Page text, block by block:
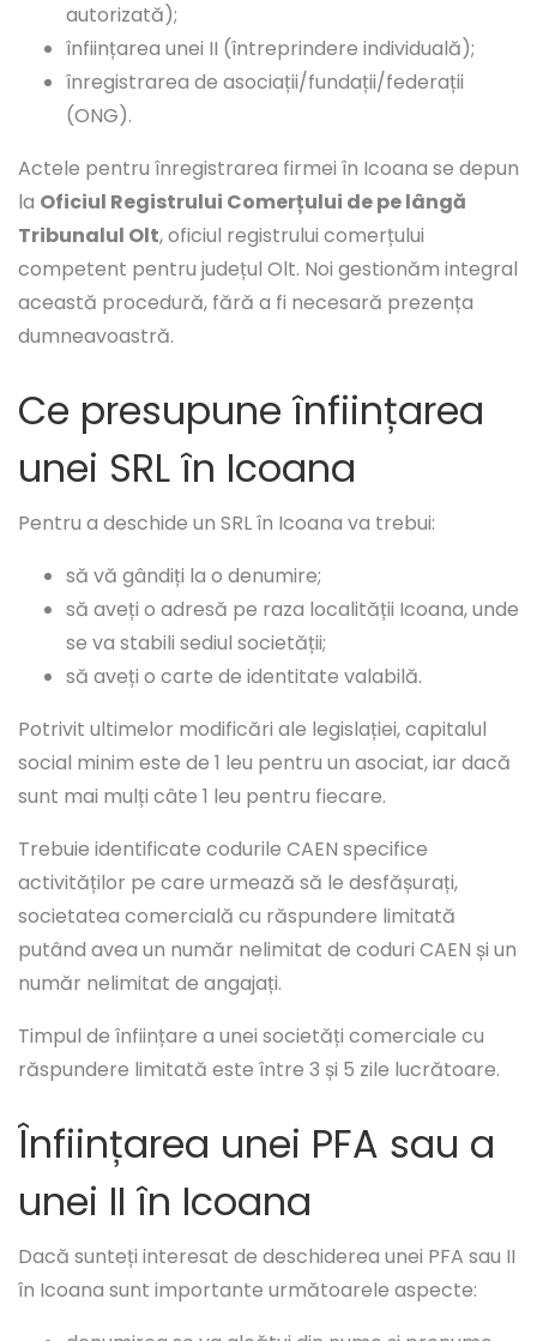
autorizată);
înființarea unei II (întreprindere individuală);
înregistrarea de asociații/fundații/federații
(ONG).
Actele pentru înregistrarea firmei în Icoana se depun
la Oficiul Registrului Comerțului de pe lângă
Tribunalul Olt, oficiul registrului comerțului
competent pentru județul Olt. Noi gestionăm integral
această procedură, fără a fi necesară prezența
dumneavoastră.
Ce presupune înființarea
unei SRL în Icoana
Pentru a deschide un SRL în Icoana va trebui:
să vă gândiți la o denumire;
să aveți o adresă pe raza localității Icoana, unde
se va stabili sediul societății;
să aveți o carte de identitate valabilă.
Potrivit ultimelor modificări ale legislației, capitalul
social minim este de 1 leu pentru un asociat, iar dacă
sunt mai mulți câte 1 leu pentru fiecare.
Trebuie identificate codurile CAEN specifice
activităților pe care urmează să le desfășurați,
societatea comercială cu răspundere limitată
putând avea un număr nelimitat de coduri CAEN și un
număr nelimitat de angajați.
Timpul de înființare a unei societăți comerciale cu
răspundere limitată este între 3 și 5 zile lucrătoare.
Înființarea unei PFA sau a
unei II în Icoana
Dacă sunteți interesat de deschiderea unei PFA sau II
în Icoana sunt importante următoarele aspecte: